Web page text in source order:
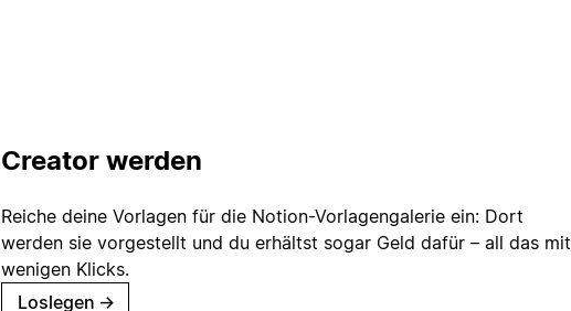
Creator werden
Reiche deine Vorlagen für die Notion-Vorlagengalerie ein: Dort
werden sie vorgestellt und du erhältst sogar Geld dafür – all das mit
wenigen Klicks.
Loslegen →